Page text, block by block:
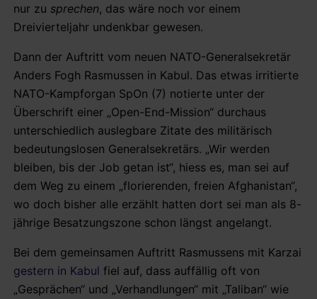
nur zu sprechen, das wäre noch vor einem
Dreivierteljahr undenkbar gewesen.
Dann der Auftritt vom neuen NATO-Generalsekretär
Anders Fogh Rasmussen in Kabul. Das etwas irritierte
NATO-Kampforgan SpOn (7) notierte unter der
Überschrift einer „Open-End-Mission“ durchaus
unterschiedlich auslegbare Zitate des militärisch
bedeutungslosen Generalsekretärs. „Wir werden
bleiben, bis der Job getan ist“, hiess es, man sei auf
dem Weg zu einem „florierenden, freien Afghanistan“,
wo doch bisher alle erzählt hatten dort sei man als 8-
jährige Besatzungszone schon längst angelangt.
Bei dem gemeinsamen Auftritt Rasmussens mit Karzai
gestern in Kabul fiel auf, dass auffällig oft von
„Gesprächen“ und „Verhandlungen“ mit „Taliban“ wie